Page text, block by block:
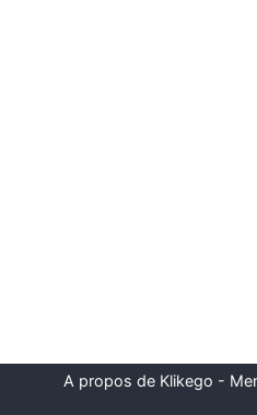
A propos de Klikego -